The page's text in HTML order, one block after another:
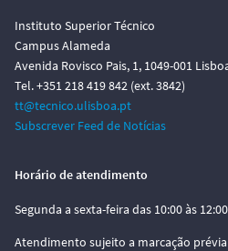
Instituto Superior Técnico
Campus Alameda
Avenida Rovisco Pais, 1, 1049-001
Tel. +351 218 419 842 (ext. 3842)
tt@tecnico.ulisboa.pt
Subscrever Feed de Notícias
Horário de atendimento
Segunda a sexta-feira das 10:00 às
Atendimento sujeito a marcação prévia